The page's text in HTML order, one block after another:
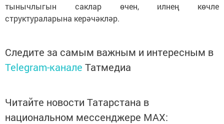
тынычлыгын саклар өчен, илнең көчле
структураларына керәчәкләр.
Следите за самым важным и интересным в
Telegram-канале Татмедиа
Читайте новости Татарстана в
национальном мессенджере MАХ: